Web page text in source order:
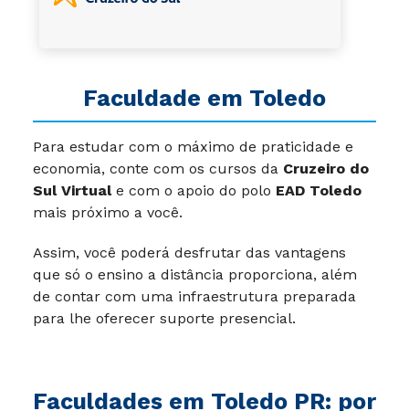
Faculdade em Toledo
Para estudar com o máximo de praticidade e
economia, conte com os cursos da Cruzeiro do
Sul Virtuale com o apoio do polo EAD Toledo
mais próximo a você.
Assim, você poderá desfrutar das vantagens
que só o ensino a distância proporciona, além
de contar com uma infraestrutura preparada
para lhe oferecer suporte presencial.
Faculdades em Toledo PR: por